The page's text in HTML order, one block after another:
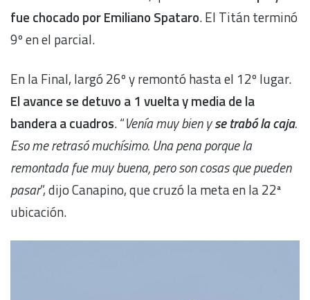
fue chocado por Emiliano Spataro. El Titán terminó
9º en el parcial.
En la Final, largó 26º y remontó hasta el 12º lugar.
El avance se detuvo a 1 vuelta y media de la
bandera a cuadros. “Venía muy bien ysetrabó la caja.
Eso me retrasó muchísimo. Una pena porque la
remontada fue muy buena, pero son cosas que pueden
pasar”, dijo Canapino, que cruzó la meta en la 22ª
ubicación.